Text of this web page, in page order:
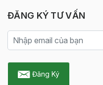
ĐĂNG KÝ TƯ VẤN
Đăng Ký